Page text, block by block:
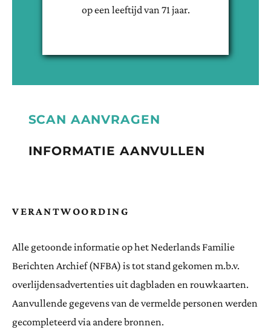
op een leeftijd van 71 jaar.
SCAN AANVRAGEN
INFORMATIE AANVULLEN
VERANTWOORDING
Alle getoonde informatie op het Nederlands Familie
Berichten Archief (NFBA) is tot stand gekomen m.b.v.
overlijdensadvertenties uit dagbladen en rouwkaarten.
Aanvullende gegevens van de vermelde personen werden
gecompleteerd via andere bronnen.